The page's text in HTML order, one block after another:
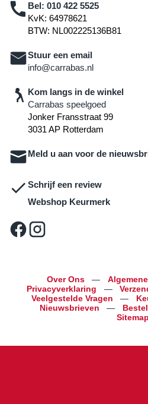
Bel: 010 422 5525
KvK: 64978621
BTW: NL002225136B81
Stuur een email
info@carrabas.nl
Kom langs in de winkel
Carrabas speelgoed
Jonker Fransstraat 99
3031 AP Rotterdam
Meld u aan voor de
Schrijf een review
Webshop Keurmerk
Over Ons —
Privacyverklaring
—
Veelgestelde Vragen
—
Nieuwsbrieven
—
Sitemap